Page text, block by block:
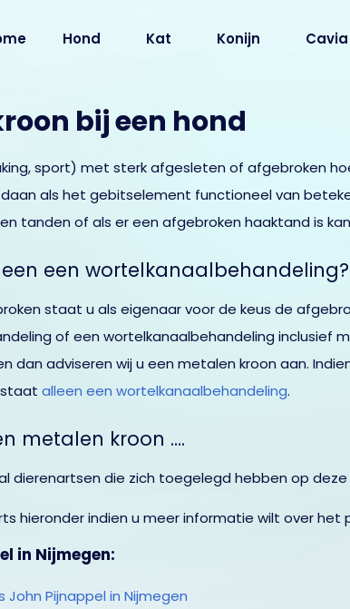
Hond Kat Konijn Cavia
bij een hond
sport) met sterk afgesleten of afgebroken
als het gebitselement functioneel van
tanden of als er een afgebroken haaktand is
een wortelkanaalbehandeling?
staat u als eigenaar voor de keus de
of een wortelkanaalbehandeling inclusief
dan adviseren wij u een metalen kroon aan.
alleen een wortelkanaalbehandeling.
metalen kroon ….
dierenartsen die zich toegelegd hebben op
hieronder indien u meer informatie wilt over het
in Nijmegen: